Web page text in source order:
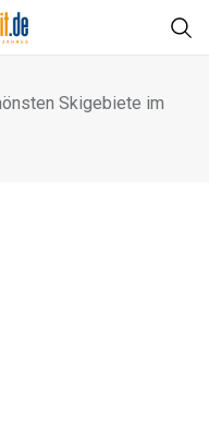
Skigebiete im